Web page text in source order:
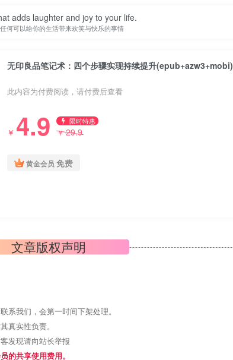
adds laughter and joy to your life.
何可以给你的生活带来欢笑与快乐的事情
无印良品笔记术：四个步骤实现持续提升(epub+azw3+mobi)
此内容为付费阅读，请付费后查看
￥ 4.9 限时特惠
￥29.9
黄金会员 免费
文章版权声明
系我们，会第一时间下架处理。
真实性负责。
发现请向站长举报
的共享使用费用。